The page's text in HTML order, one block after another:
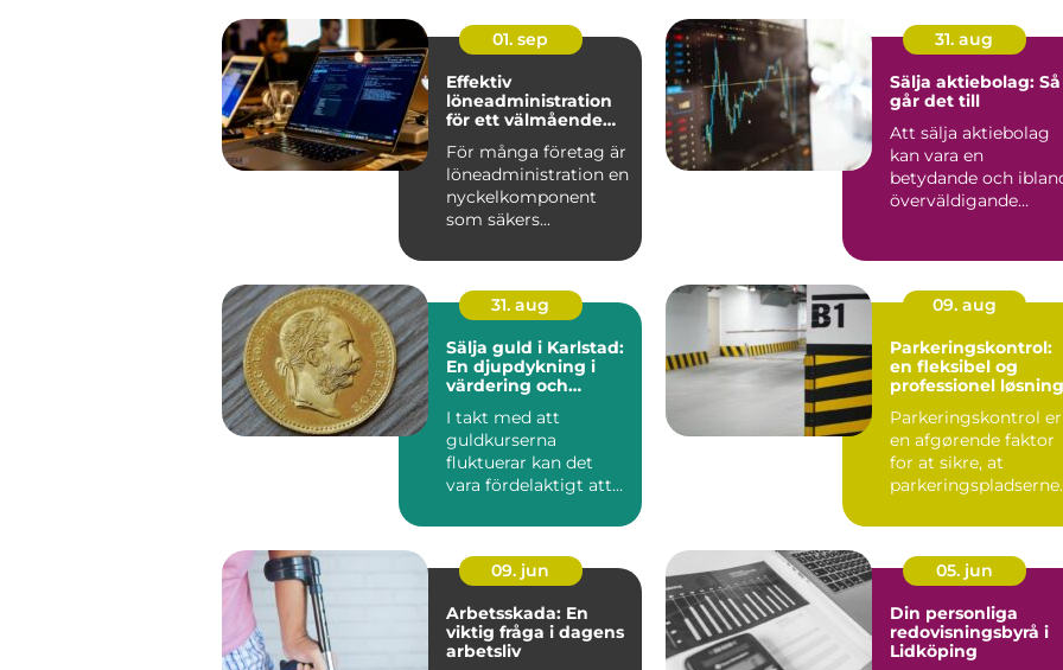
01. sep
Effektiv
löneadministration
för ett välmående
För många företag är
löneadministration en
nyckelkomponent
som säkers...
31. aug
Sälja aktiebolag: Så
går det till
Att sälja aktiebolag
kan vara en
betydande och
överväldigande
31. aug
Sälja guld i Karlstad:
En djupdykning i
värdering och
I takt med att
guldkurserna
fluktuerar kan det
vara fördelaktigt att
framf&oum...
09. aug
Parkeringskontrol:
en fleksibel og
professionel løsning
Parkeringskontrol er
en afgørende faktor
for at sikre, at
parkeringspladserne
09. jun
Arbetsskada: En
viktig fråga i dagens
arbetsliv
05. jun
Din personliga
redovisningsbyrå i
Lidköping